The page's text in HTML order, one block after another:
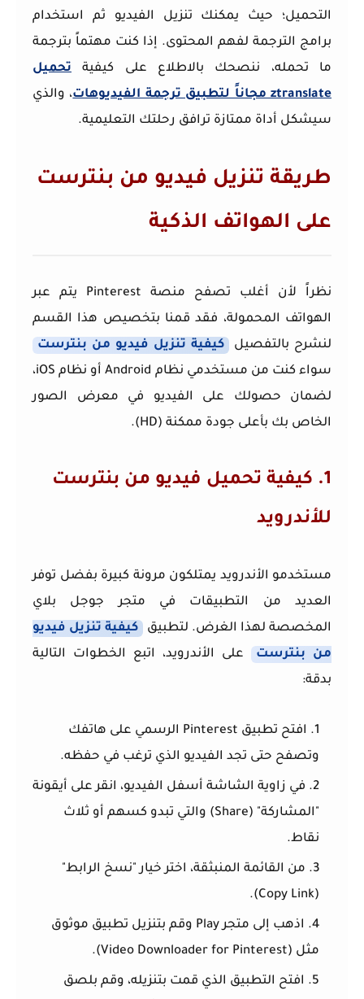
التحميل؛ حيث يمكنك تنزيل الفيديو ثم استخدام
برامج الترجمة لفهم المحتوى. إذا كنت مهتماً بترجمة
ما تحمله، ننصحك بالاطلاع على كيفية تحميل
ztranslate مجاناً لتطبيق ترجمة الفيديوهات
، والذي
سيشكل أداة ممتازة ترافق رحلتك التعليمية.
طريقة تنزيل فيديو من بنترست
على الهواتف الذكية
نظراً لأن أغلب تصفح منصة Pinterest يتم عبر
الهواتف المحمولة، فقد قمنا بتخصيص هذا القسم
لنشرح بالتفصيل
كيفية تنزيل فيديو من بنترست
سواء كنت من مستخدمي نظام Android أو نظام iOS،
لضمان حصولك على الفيديو في معرض الصور
الخاص بك بأعلى جودة ممكنة (HD).
1. كيفية تحميل فيديو من بنترست
للأندرويد
مستخدمو الأندرويد يمتلكون مرونة كبيرة بفضل توفر
العديد من التطبيقات في متجر جوجل بلاي
المخصصة لهذا الغرض. لتطبيق
كيفية تنزيل فيديو
من بنترست
على الأندرويد، اتبع الخطوات التالية
بدقة:
افتح تطبيق Pinterest الرسمي على هاتفك
وتصفح حتى تجد الفيديو الذي ترغب في حفظه.
في زاوية الشاشة أسفل الفيديو، انقر على أيقونة
"المشاركة" (Share)
والتي تبدو كسهم أو ثلاث
نقاط.
من القائمة المنبثقة، اختر خيار"نسخ الرابط"
(Copy Link)
.
اذهب إلى متجر Play وقم بتنزيل تطبيق موثوق
مثل (Video Downloader for Pinterest).
افتح التطبيق الذي قمت بتنزيله، وقم بلصق